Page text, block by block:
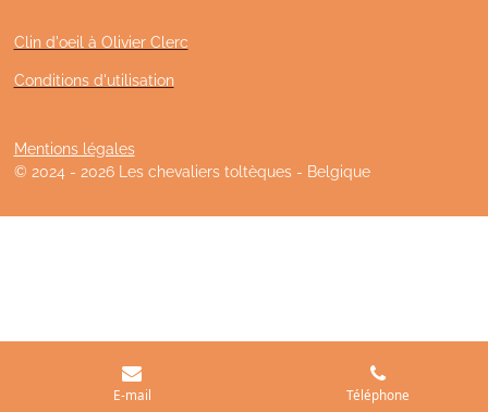
Clin d'oeil à Olivier Clerc
Conditions d'utilisation
Mentions légales
© 2024 - 2026 Les chevaliers toltèques - Belgique
E-mail Téléphone